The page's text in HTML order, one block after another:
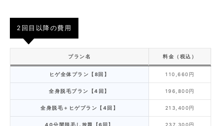
2回目以降の費用
プラン名 料金（税込）
ヒゲ全体プラン【8回】 110,660円
全身脱毛プラン【4回】 196,800円
全身脱毛＋ヒゲプラン【4回】 213,400円
40分間脱毛し放題【6回】 237,300円